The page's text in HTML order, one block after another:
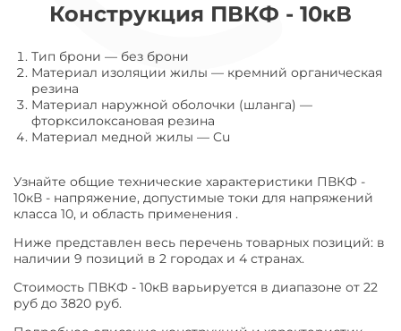
Конструкция ПВКФ - 10кВ
Тип брони — без брони
Материал изоляции жилы — кремний органическая
резина
Материал наружной оболочки (шланга) —
фторксилоксановая резина
Материал медной жилы — Cu
Узнайте общие технические характеристики ПВКФ -
10кВ - напряжение, допустимые токи для напряжений
класса 10, и область применения .
Ниже представлен весь перечень товарных позиций: в
наличии 9 позиций в 2 городах и 4 странах.
Стоимость ПВКФ - 10кВ варьируется в диапазоне от 22
руб до 3820 руб.